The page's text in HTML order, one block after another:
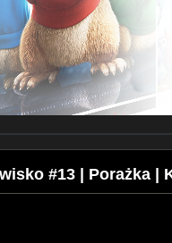
#13 | Porażka